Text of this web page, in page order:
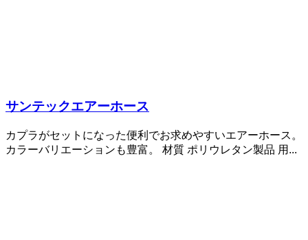
サンテックエアーホース
カプラがセットになった便利でお求めやすいエアーホース。
カラーバリエーションも豊富。 材質 ポリウレタン製品 用...